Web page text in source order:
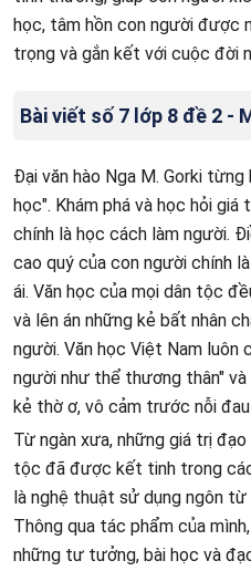
học, tâm hồn con người được
trọng và gắn kết với cuộc đời
Bài viết số 7 lớp 8 đề 2 -
Đại văn hào Nga M. Gorki từng
học". Khám phá và học hỏi
chính là học cách làm người.
cao quý của con người chính
ái. Văn học của mọi dân tộc
và lên án những kẻ bất nhân
người. Văn học Việt Nam luôn
người như thể thương thân" và
kẻ thờ ơ, vô cảm trước nỗi
Từ ngàn xưa, những giá trị
tộc đã được kết tinh trong
là nghệ thuật sử dụng ngôn từ
Thông qua tác phẩm của
những tư tưởng, bài học và